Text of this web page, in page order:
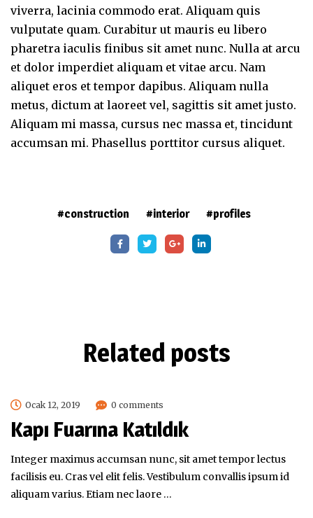
viverra, lacinia commodo erat. Aliquam quis
vulputate quam. Curabitur ut mauris eu libero
pharetra iaculis finibus sit amet nunc. Nulla at arcu
et dolor imperdiet aliquam et vitae arcu. Nam
aliquet eros et tempor dapibus. Aliquam nulla
metus, dictum at laoreet vel, sagittis sit amet justo.
Aliquam mi massa, cursus nec massa et, tincidunt
accumsan mi. Phasellus porttitor cursus aliquet.
construction interior profiles
Related posts
Ocak 12, 2019 0 comments
Kapı Fuarına Katıldık
Integer maximus accumsan nunc, sit amet tempor lectus
facilisis eu. Cras vel elit felis. Vestibulum convallis ipsum id
aliquam varius. Etiam nec laore …